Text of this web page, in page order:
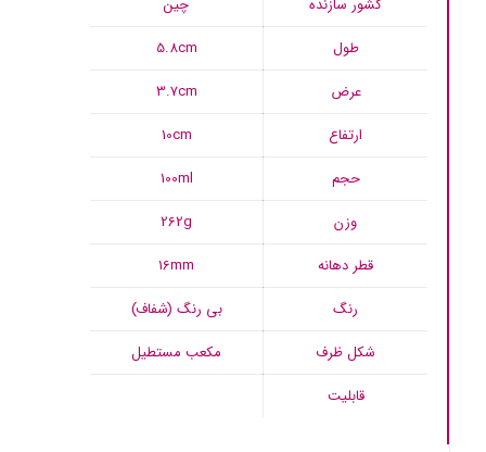
کشور سازنده
چین
طول
5.8cm
عرض
3.7cm
ارتفاع
10cm
حجم
100ml
وزن
262g
قطر دهانه
16mm
رنگ
بی رنگ (شفاف)
شکل ظرف
مکعب مستطیل
قابلیت